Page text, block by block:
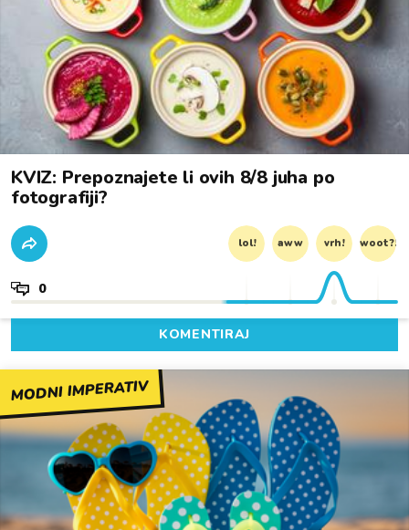
KVIZ: Prepoznajete li ovih 8/8 juha po
fotografiji?
lol! aww vrh! woot?!
0
KOMENTIRAJ
MODNI IMPERATIV